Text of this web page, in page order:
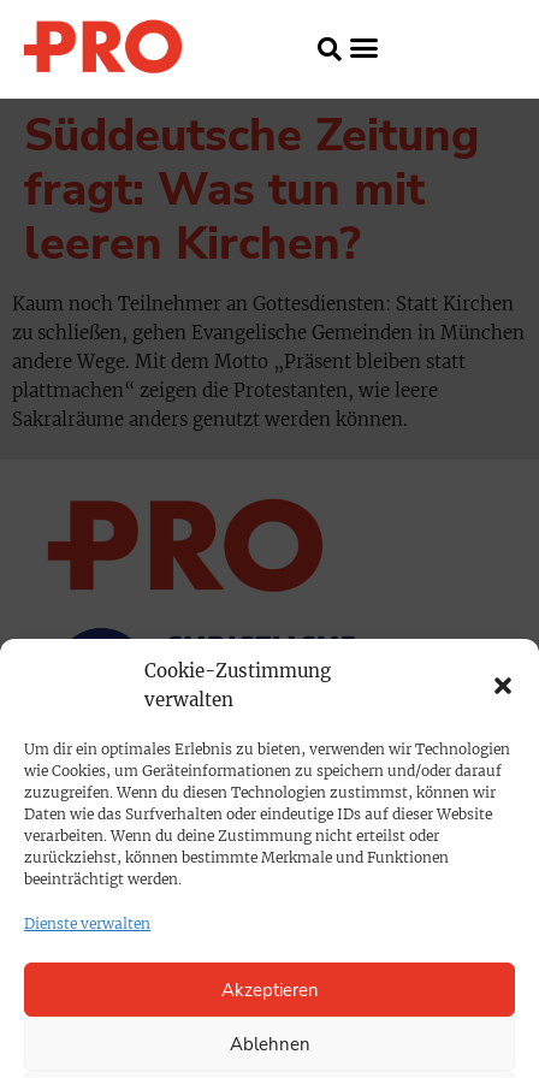
Cookie-Zustimmung
verwalten
Um dir ein optimales Erlebnis zu bieten, verwenden wir Technologien
wie Cookies, um Geräteinformationen zu speichern und/oder darauf
zuzugreifen. Wenn du diesen Technologien zustimmst, können wir
Daten wie das Surfverhalten oder eindeutige IDs auf dieser Website
verarbeiten. Wenn du deine Zustimmung nicht erteilst oder
zurückziehst, können bestimmte Merkmale und Funktionen
beeinträchtigt werden.
Dienste verwalten
Akzeptieren
Ablehnen
Süddeutsche Zeitung
fragt: Was tun mit
leeren Kirchen?
Kaum noch Teilnehmer an Gottesdiensten: Statt Kirchen
zu schließen, gehen Evangelische Gemeinden in München
andere Wege. Mit dem Motto „Präsent bleiben statt
plattmachen“ zeigen die Protestanten, wie leere
Sakralräume anders genutzt werden können.
PRINTAUSGABE
Mediadaten
Impressum